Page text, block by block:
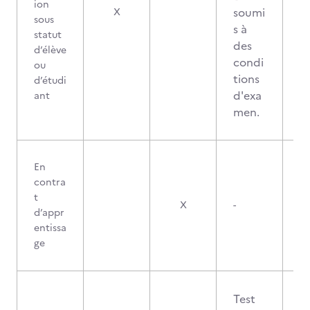
ion
sous
statut
d’élève
ou
d’étudi
ant
X
soumi
s à
des
condi
tions
d'exa
men.
En
contra
t
d’appr
entissa
ge
X -
Test